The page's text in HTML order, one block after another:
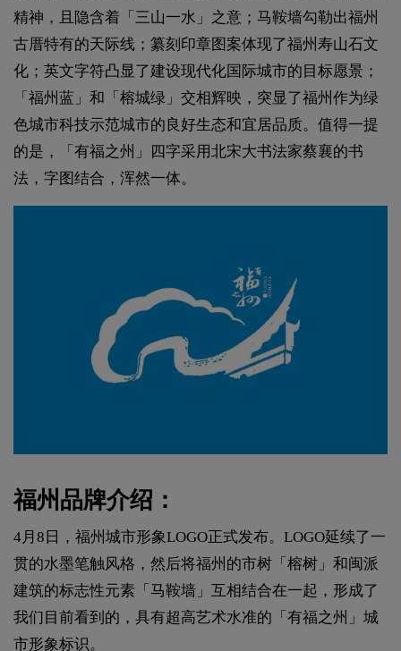
精神，且隐含着「三山一水」之意；马鞍墙勾勒出福州
古厝特有的天际线；纂刻印章图案体现了福州寿山石文
化；英文字符凸显了建设现代化国际城市的目标愿景；
「福州蓝」和「榕城绿」交相辉映，突显了福州作为绿
色城市科技示范城市的良好生态和宜居品质。值得一提
的是，「有福之州」四字采用北宋大书法家蔡襄的书
法，字图结合，浑然一体。
福州品牌介绍：
4月8日，福州城市形象LOGO正式发布。LOGO延续了一
贯的水墨笔触风格，然后将福州的市树「榕树」和闽派
建筑的标志性元素「马鞍墙」互相结合在一起，形成了
我们目前看到的，具有超高艺术水准的「有福之州」城
市形象标识。